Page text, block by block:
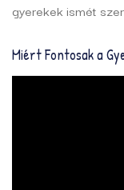
gyerekek ismét
Miért Fontosak a